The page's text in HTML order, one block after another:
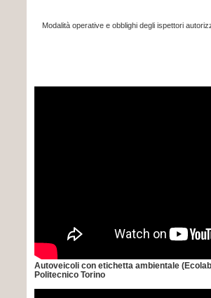
Modalità operative e obblighi degli ispettori
Autoveicoli con etichetta ambientale
Politecnico Torino